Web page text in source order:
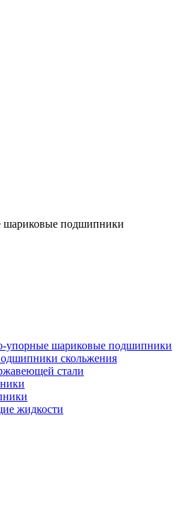
шариковые подшипники
упорные шариковые подшипники
скольжения
стали
жидкости